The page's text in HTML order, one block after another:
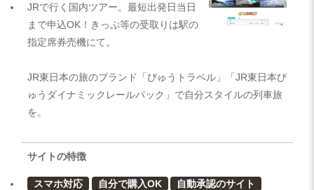
JRで行く国内ツアー。最短出発日当日
まで申込OK！きっぷ等の受取りは駅の
指定席券売機にて。
JR東日本の旅のブランド「びゅうトラベル」「JR東日本び
ゅうダイナミックレールパック」で自分スタイルの列車旅
を。
サイトの特徴
スマホ対応 自分で購入OK 自動承認のサイト